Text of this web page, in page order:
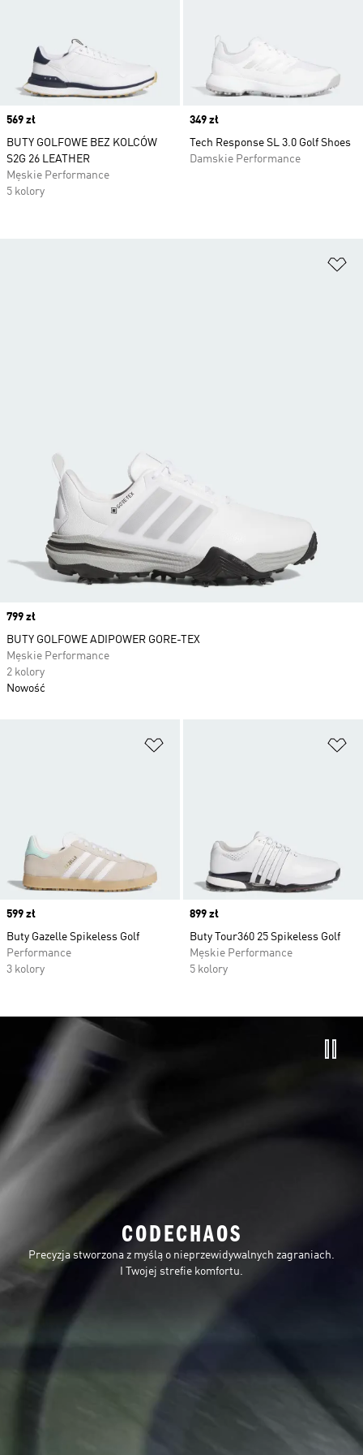
Price
569 zł
BUTY GOLFOWE BEZ KOLCÓW
S2G 26 LEATHER
Męskie Performance
5 kolory
Price
349 zł
Tech Response SL 3.0 Golf Shoes
Damskie Performance
Price
599 zł
Buty Gazelle Spikeless Golf
Performance
3 kolory
Price
899 zł
Buty Tour360 25 Spikeless Golf
Męskie Performance
5 kolory
Price
799 zł
BUTY GOLFOWE ADIPOWER GORE-TEX
Męskie Performance
2 kolory
Nowość
CODECHAOS
Precyzja stworzona z myślą o nieprzewidywalnych zagraniach.
I Twojej strefie komfortu.